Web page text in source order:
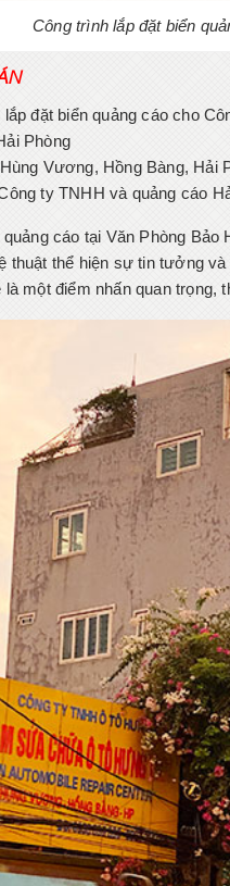
Công trình lắp đặt biển
đặt biển quảng cáo cho
Phòng
Vương, Hồng Bàng, Hải
ty TNHH và quảng cáo
cáo tại Văn Phòng
thuật thể hiện sự tin tưởng
là một điểm nhấn quan trọng,